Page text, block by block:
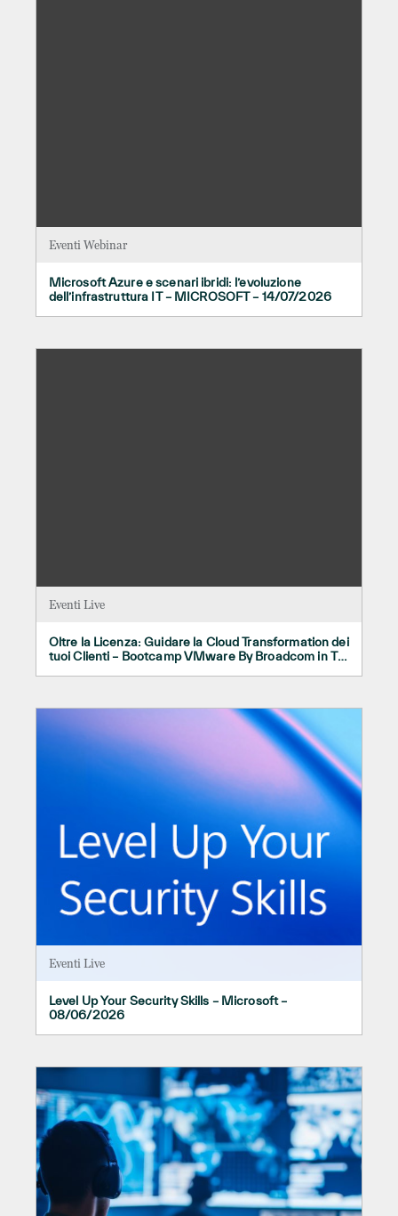
Eventi Webinar
Microsoft Azure e scenari ibridi: l’evoluzione
dell’infrastruttura IT – MICROSOFT – 14/07/2026
Eventi Live
Oltre la Licenza: Guidare la Cloud Transformation dei
tuoi Clienti – Bootcamp VMware By Broadcom in TD
Eventi Live
Level Up Your Security Skills – Microsoft –
08/06/2026